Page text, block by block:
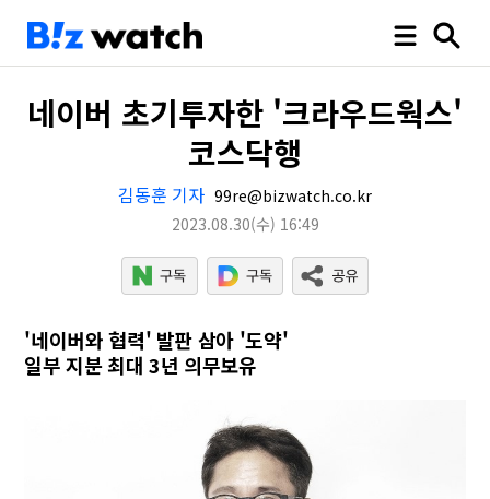
네이버 초기투자한 '크라우드웍스'
코스닥행
김동훈 기자 99re@bizwatch.co.kr
2023.08.30(수) 16:49
'네이버와 협력' 발판 삼아 '도약'
일부 지분 최대 3년 의무보유